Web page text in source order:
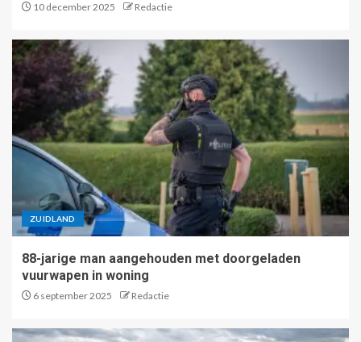
10 december 2025 Redactie
ZUIDLAND
88-jarige man aangehouden met doorgeladen
vuurwapen in woning
6 september 2025 Redactie